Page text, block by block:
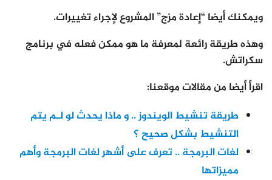
ويمكنك أيضا “إعادة مزج” المشروع لإجراء تغييرات.
وهذه طريقة رائعة لمعرفة ما هو ممكن فعله في برنامج
سكراتش.
اقرأ أيضا من مقالات موقعنا:
طريقة تنشيط الويندوز .. و ماذا يحدث لو لـم يتم
التنشيط بشكل صحيح ؟
لغات البرمجة .. تعرف على أشهر لغات البرمجة وأهم
مميزاتها